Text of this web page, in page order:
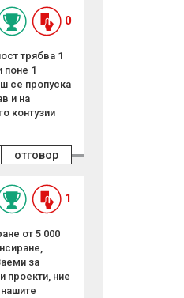
0
трябва 1
поне 1
се пропуска
и на
контузии
отговор
1
от 5 000
за
проекти, ние